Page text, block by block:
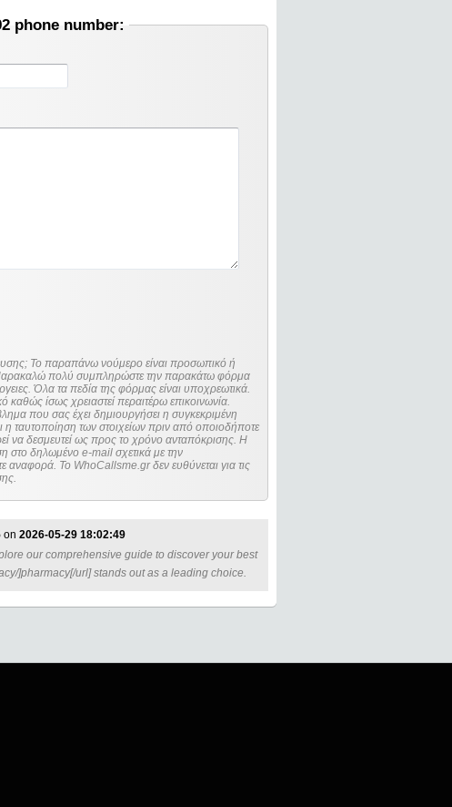
phone number:
Το παραπάνω νούμερο είναι προσωπικό ή
πολύ συμπληρώστε την παρακάτω φόρμα
Όλα τα πεδία της φόρμας είναι υποχρεωτικά.
ίσως χρειαστεί περαιτέρω επικοινωνία.
που σας έχει δημιουργήσει η συγκεκριμένη
να δεσμευτεί ως προς το χρόνο ανταπόκρισης. Η
στο δηλωμένο e-mail σχετικά με την
αναφορά. Το WhoCallsme.gr δεν ευθύνεται για τις
on 2026-05-29 18:02:49
our comprehensive guide to discover your best
]pharmacy[/url] stands out as a leading choice.